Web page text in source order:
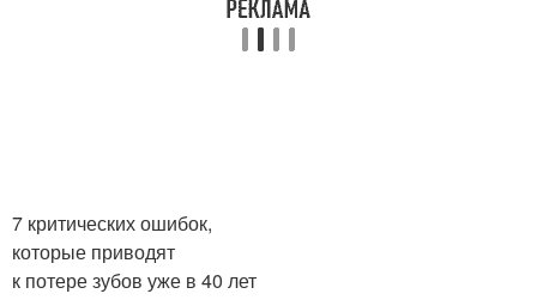
7 критических ошибок,
которые приводят
к потере зубов уже в 40 лет